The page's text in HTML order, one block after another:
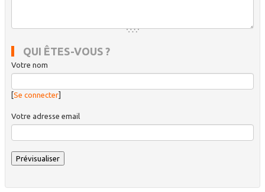
QUI ÊTES-VOUS ?
Votre nom
Se connecter]
Votre adresse email